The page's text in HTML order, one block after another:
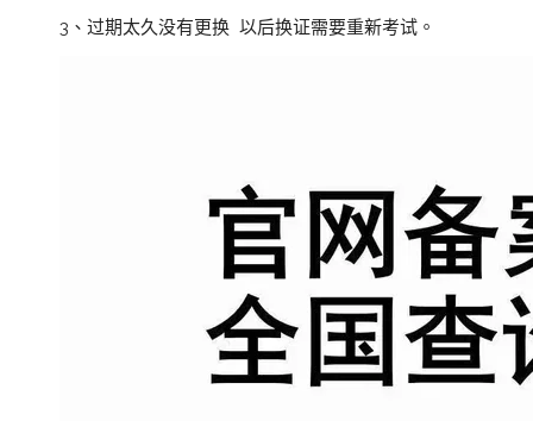
3、过期太久没有更换 以后换证需要重新考试。